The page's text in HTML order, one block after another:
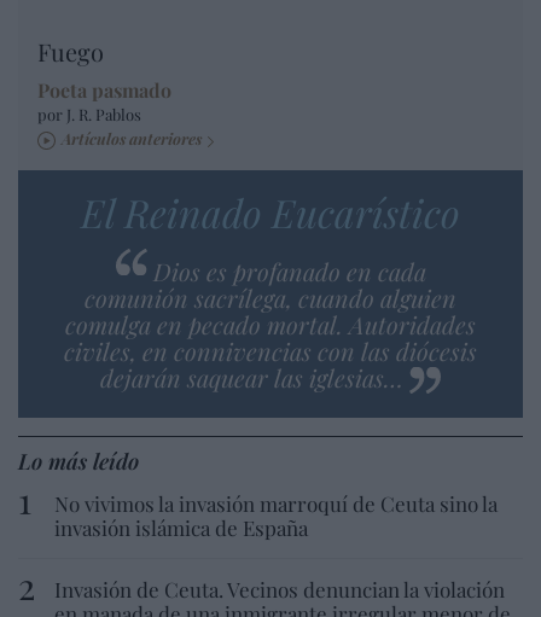
Fuego
Poeta pasmado
por J. R. Pablos
Artículos anteriores
El Reinado Eucarístico
Dios es profanado en cada
comunión sacrílega, cuando alguien
comulga en pecado mortal. Autoridades
civiles, en connivencias con las diócesis
dejarán saquear las iglesias…
Lo más leído
No vivimos la invasión marroquí de Ceuta sino la
invasión islámica de España
Invasión de Ceuta. Vecinos denuncian la violación